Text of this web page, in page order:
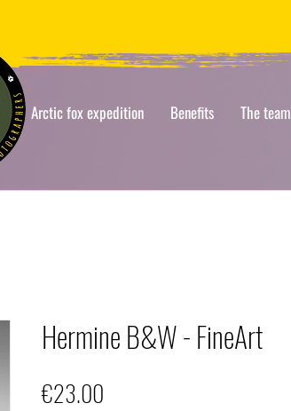
Arctic fox expedition Benefits The team
Hermine B&W - FineArt
€23.00